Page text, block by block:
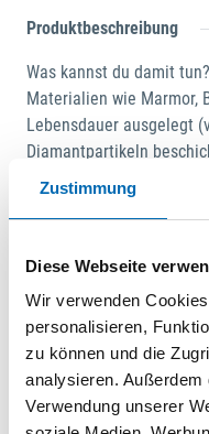
Zustimmung
Diese Webseite
Wir verwenden
personalisieren,
zu können und die
analysieren.
Verwendung unserer
Produktbeschreibung
Was kannst du damit
Materialien wie Marmor,
Lebensdauer ausgelegt
Diamantpartikeln
bruchsicher. Die
Belüftungslöcher, um
funktioniert es?. Zur
Dremel sorgt für einen
Scheibenwechsel:
schnellerer
SpeedClic
Trennscheiben können